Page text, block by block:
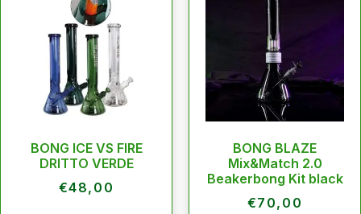
BONG ICE VS FIRE
DRITTO VERDE
€48,00
BONG BLAZE
Mix&Match 2.0
Beakerbong Kit black
€70,00